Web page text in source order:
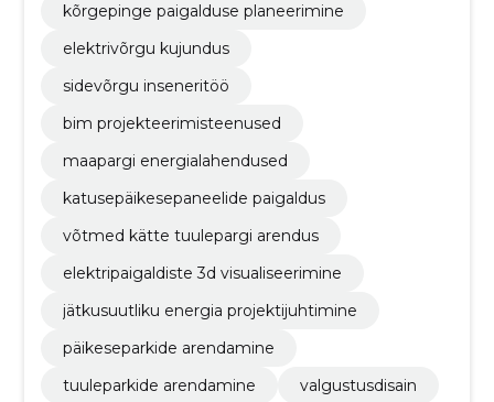
kõrgepinge paigalduse planeerimine
elektrivõrgu kujundus
sidevõrgu inseneritöö
bim projekteerimisteenused
maapargi energialahendused
katusepäikesepaneelide paigaldus
võtmed kätte tuulepargi arendus
elektripaigaldiste 3d visualiseerimine
jätkusuutliku energia projektijuhtimine
päikeseparkide arendamine
tuuleparkide arendamine
valgustusdisain